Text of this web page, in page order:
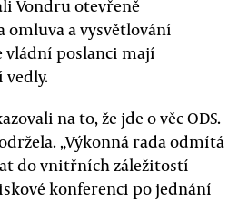
Vondru otevřeně
omluva a vysvětlování
vládní poslanci mají
vedly.
na to, že jde o věc ODS.
„Výkonná rada odmítá
do vnitřních záležitostí
konferenci po jednání